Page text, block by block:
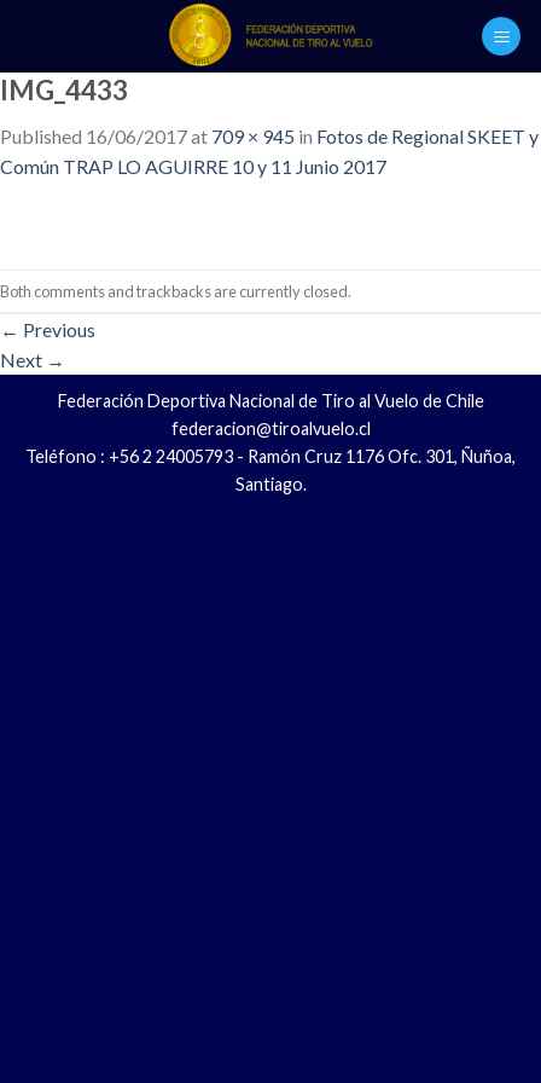
content
IMG_4433
Published 16/06/2017at 709 × 945 in Fotos de Regional SKEET y
Común TRAP LO AGUIRRE 10 y 11 Junio 2017
Both comments and trackbacks are currently closed.
← Previous
Next →
Federación Deportiva Nacional de Tiro al Vuelo de Chile
federacion@tiroalvuelo.cl
Teléfono : +56 2 24005793 - Ramón Cruz 1176 Ofc. 301, Ñuñoa,
Santiago.